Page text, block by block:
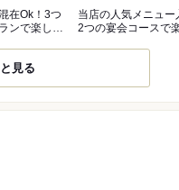
在Ok！3つ
ンで楽しく
当店の人気メニュー
2つの宴会コースで
見る